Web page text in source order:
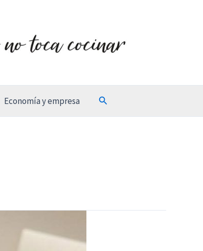
Economía y empresa Buscar